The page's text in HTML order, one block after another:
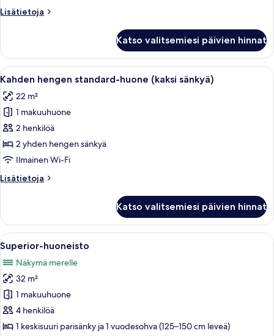
Lisätietoja
Lisätietoja
Katso valitsemiesi päivien hinnat
Avaa
kaikki
huonetyypin
Kahden
hengen
standard-
huone
sänkyä)
Hotellihuone, jossa on sänky,
6
Kahden hengen standard-huone (kaksi sänkyä)
22 m²
1 makuuhuone
2 henkilöä
2 yhden hengen sänkyä
Ilmainen Wi-Fi
Lisätietoja
Lisätietoja
standard-
huone
(kaksi
sänkyä)
Katso valitsemiesi päivien hinnat
Avaa
kaikki
huonetyypin
Superior-
huoneisto
kuvat
Hotellihuone, jossa on suuri sänky,
10
Superior-huoneisto
Näkymä merelle
32 m²
1 makuuhuone
4 henkilöä
1 keskisuuri parisänky ja 1 vuodesohva (125–150 cm leveä)